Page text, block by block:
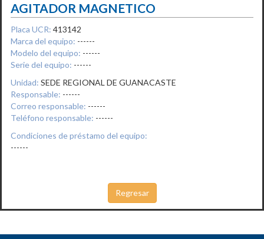
AGITADOR MAGNETICO
Placa UCR: 413142
Marca del equipo: ------
Modelo del equipo: ------
Serie del equipo: ------
Unidad: SEDE REGIONAL DE GUANACASTE
Responsable: ------
Correo responsable: ------
Teléfono responsable: ------
Condiciones de préstamo del equipo:
------